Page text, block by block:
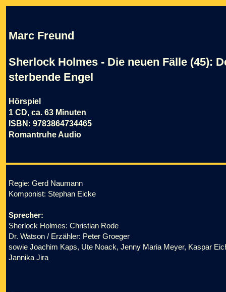
Marc Freund
Sherlock Holmes - Die neuen Fälle (45):
sterbende Engel
Hörspiel
1 CD, ca. 63 Minuten
ISBN: 9783864734465
Romantruhe Audio
Regie: Gerd Naumann
Komponist: Stephan Eicke
Sprecher:
Sherlock Holmes: Christian Rode
Dr. Watson / Erzähler: Peter Groeger
sowie Joachim Kaps, Ute Noack, Jenny Maria Meyer, Kaspar
Jannika Jira